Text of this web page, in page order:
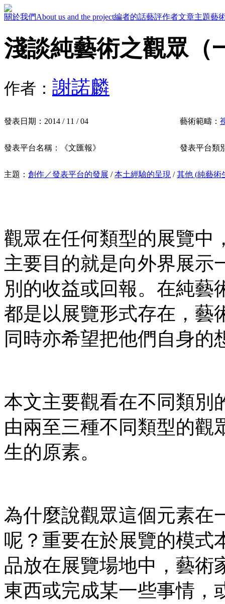
關於我們About us and the project編者的話藝評作者文章主題藝
淺談純藝術之觀眾（
作者： 謝諾麟
發表日期： 2014 / 11 / 04 藝術範疇：
發表平台名稱： 《文匯報》 發表平台類
主題： 創作／發表平台的發展 /本土經驗的呈現 /其他 (純藝術
觀眾在任何類型的展覽中
主要目的就是向外界展示
別的收益或回報。在純藝
都是以展覽形式存在，藝
同時亦希望把他們自身的
本文主要觀看在不同類別
由兩至三種不同類型的觀
生的原素。
為什麼說觀眾這個元素在
呢？重要在於展覽的模式
品放在展覽場地中，藝術
東西或完成某一些事情，